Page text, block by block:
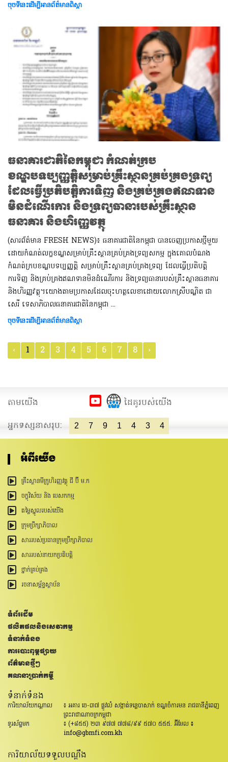
ចុចទីនេះដើម្បីអានព័ត៌មានពិស្តា
ធនាគារជាតិនៃកម្ពុជា កំណត់ក្រប
ខណ្ឌបទប្បញ្ញត្តិសម្រាប់គ្រឹះស្ថានគ្រប់គ្រងទ្រព្យ
ដែលធ្វើប្រតិបត្តិការទិញ និងគ្រប់គ្រងឥណទាន
មិនដំណើរការ និងទ្រព្យធានារបស់គ្រឹះស្ថាន
ធនាគារ និងហិរញ្ញវត្ថុ
(សារព័ត៌មាន FRESH NEWS)៖ ធនាគារជាតិនៃកម្ពុជា បានចេញប្រកាសថ្មីមួយ
ដោយកំណត់លក្ខខណ្ឌសម្រាប់គ្រឹះស្ថានគ្រប់គ្រងទ្រព្យសកម្ម ក្នុងគោលបំណង
កំណត់ក្របខណ្ឌបទប្បញ្ញត្តិ សម្រាប់គ្រឹះស្ថានគ្រប់គ្រងទ្រព្យ ដែលធ្វើប្រតិបត្តិ
ការទិញ និងគ្រប់គ្រងឥណទានមិនដំណើរការ និងទ្រព្យធានារបស់គ្រឹះស្ថានធនាគារ
និងហិរញ្ញវត្ថុ។យោងតាមប្រកាសដែលចុះហត្ថលេខាដោយលោកស្រីបណ្ឌិត ជា
សេរី ទេសាភិបាលធនាគារជាតិនៃកម្ពុជា ​​​​​...
ចុចទីនេះដើម្បីអានព័ត៌មានពិស្តា
‹ 1 2 3 4 5 6 7 8 ›
តាមយើង
ដៃគូរបស់យើង
អ្នកទស្សនាសរុប:
2 7 9 1 4 3 4
អំពីយើង
គ្រឹះស្ថានមីក្រូហិរញ្ញវត្ថុ ជី ប៊ី ម.ក
ចក្ខុវិស័យ និង បេសកកម្ម
តម្លៃស្នូលរបស់យើង
ក្រុមប្រឹក្សាភិបាល
សាររបស់ប្រធានក្រុមប្រឹក្សាភិបាល
សាររបស់នាយកប្រតិបត្តិ
ថ្នាក់គ្រប់គ្រង
រចនាសម្ព័ន្ធ​ស្ថាប័ន
ទំព័រដើម
ផលិតផលនិងសេវាកម្ម
ទំនាក់ទំនង
ការបោះពុម្ពផ្សាយ
ព័ត៌មានថ្មីៗ
គណនាប្រាក់កម្ចី
ទំនាក់ទំនង
ការិយាល័យកណ្តាល
៖ អគារ ចេ-៣៧ ផ្លូវលំ សង្កាត់ទន្លេបាសាក់ ខណ្ឌចំការមន រាជធានីភ្នំពេញ
ព្រះរាជាណាចក្រកម្ពុជា
ទូរស័ព្ទមក
៖ (+៨៥៥) ២៣ ៩៧៧ ៧៧៨/៩៩ ៥៧០ ៥៥៥. អ៊ីមែល៖
info@gbmfi.com.kh
ការិយាល័យទទួលបណ្តឹង